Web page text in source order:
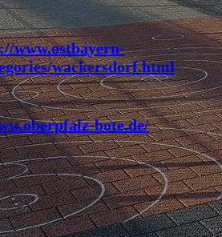
www.ostbayern-
wackersdorf.html
bote.de/